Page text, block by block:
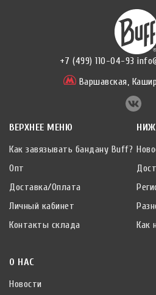
+7 (499) 110-04-93
Варшавская,
ВЕРХНЕЕ МЕНЮ
Как завязывать бандану Buff?
Опт
Доставка/Оплата
Личный кабинет
Контакты склада
Как
О НАС
Новости